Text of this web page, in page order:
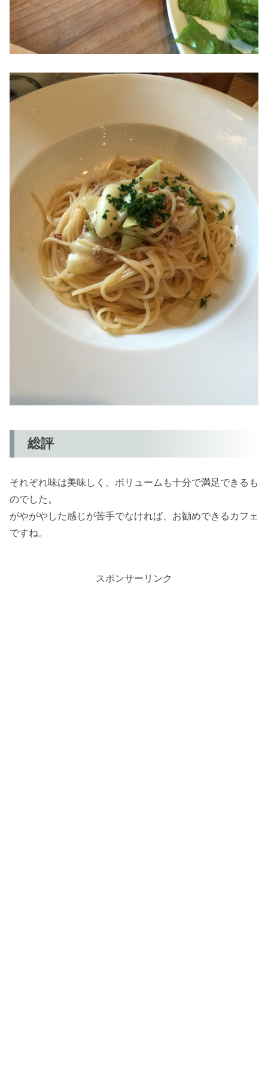
総評
それぞれ味は美味しく、ボリュームも十分で満足できるも
のでした。
がやがやした感じが苦手でなければ、お勧めできるカフェ
ですね。
スポンサーリンク